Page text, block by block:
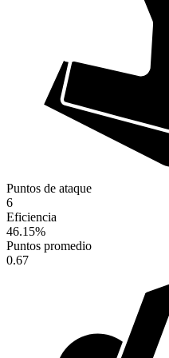
Puntos de ataque
6
Eficiencia
46.15%
Puntos promedio
0.67